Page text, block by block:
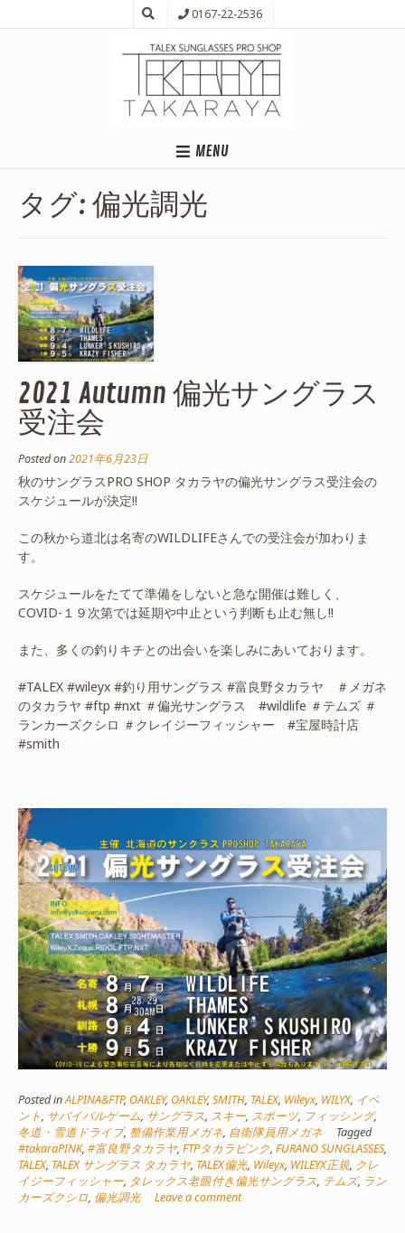
0167-22-2536
MENU
タグ: 偏光調光
2021 Autumn 偏光サングラス
受注会
Posted on2021年6月23日
秋のサングラスPRO SHOP タカラヤの偏光サングラス受注会の
スケジュールが決定!!
この秋から道北は名寄のWILDLIFEさんでの受注会が加わりま
す。
スケジュールをたてて準備をしないと急な開催は難しく、
COVID-１９次第では延期や中止という判断も止む無し!!
また、多くの釣りキチとの出会いを楽しみにあいております。
#TALEX #wileyx #釣り用サングラス #富良野タカラヤ ＃メガネ
のタカラヤ #ftp #nxt ＃偏光サングラス #wildlife ＃テムズ ＃
ランカーズクシロ ＃クレイジーフィッシャー #宝屋時計店
#smith
Posted inALPINA&FTP, OAKLEY, OAKLEY,SMITH, TALEX, Wileyx, WILYX, イベ
ント, サバイバルゲーム, サングラス, スキー, スポーツ, フィッシング,
冬道・雪道ドライブ, 整備作業用メガネ, 自衛隊員用メガネ
Tagged
#takaraPINK, #富良野タカラヤ, FTPタカラピンク, FURANO SUNGLASSES,
TALEX, TALEX サングラス タカラヤ, TALEX偏光, Wileyx, WILEYX正規, クレ
イジーフィッシャー, タレックス老眼付き偏光サングラス, テムズ, ラン
カーズクシロ, 偏光調光 Leave a comment